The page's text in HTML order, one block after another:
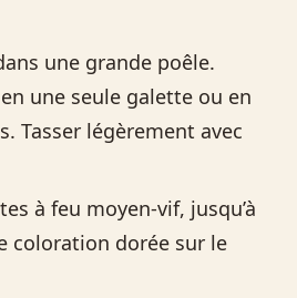
une grande poêle.
une seule galette ou en
Tasser légèrement avec
à feu moyen-vif, jusqu’à
coloration dorée sur le